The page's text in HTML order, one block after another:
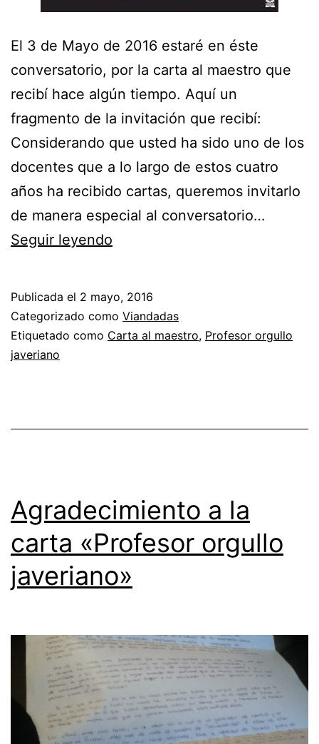
El 3 de Mayo de 2016 estaré en éste
conversatorio, por la carta al maestro que
recibí hace algún tiempo. Aquí un
fragmento de la invitación que recibí:
Considerando que usted ha sido uno de los
docentes que a lo largo de estos cuatro
años ha recibido cartas, queremos invitarlo
de manera especial al conversatorio…
Seguir leyendo
maestro:
Los
Publicada el 2 mayo, 2016
Categorizado como Viandadas
Etiquetado como Carta al maestro, Profesor orgullo
javeriano
Agradecimiento a la
carta «Profesor orgullo
javeriano»